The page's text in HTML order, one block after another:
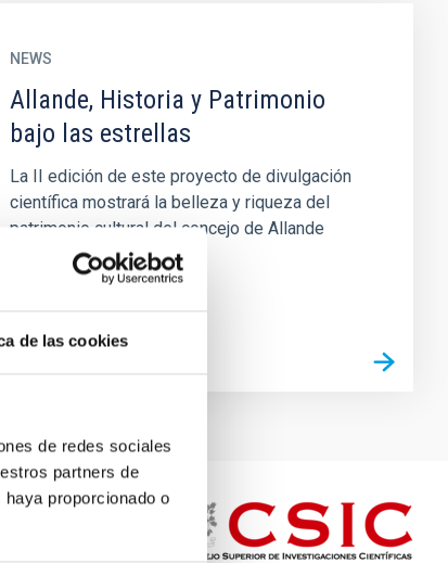
de las cookies
de redes sociales
partners de
proporcionado o
NEWS
Allande, Historia y Patrimonio
bajo las estrellas
La II edición de este proyecto de divulgación
científica mostrará la belleza y riqueza del
patrimonio cultural del concejo de Allande
(Asturias) a través de la...